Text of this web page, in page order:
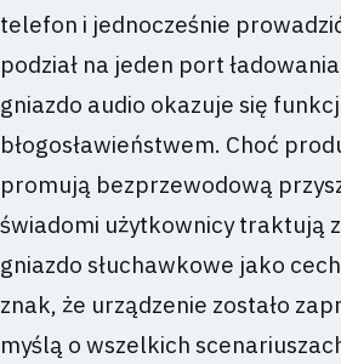
telefon i jednocześnie
podział na jeden port
gniazdo audio okazuje się
błogosławieństwem. Choć
promują bezprzewodową
świadomi użytkownicy traktują
gniazdo słuchawkowe jako
znak, że urządzenie zostało
myślą o wszelkich